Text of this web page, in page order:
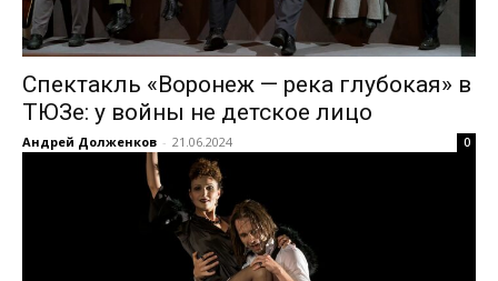
Спектакль «Воронеж — река глубокая» в
ТЮЗе: у войны не детское лицо
Андрей Долженков - 21.06.2024 0